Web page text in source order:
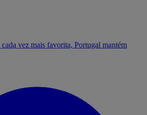
vez mais favorita, Portugal mantém